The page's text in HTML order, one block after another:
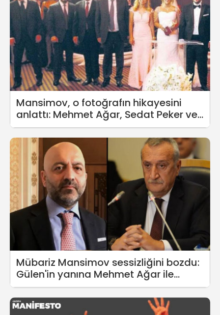
Mansimov, o fotoğrafın hikayesini
anlattı: Mehmet Ağar, Sedat Peker ve
Sezgin Baran Korkmaz
Mübariz Mansimov sessizliğini bozdu:
Gülen'in yanına Mehmet Ağar ile
beraber onun isteği üzerine gittim